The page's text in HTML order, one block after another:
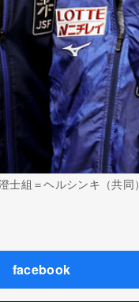
組＝ヘルシンキ（共同）
facebook